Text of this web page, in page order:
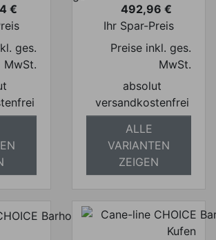
€
ges.
MwSt.
Preis
492,96 €
Ihr Spar-Preis
Preise inkl. ges.
MwSt.
absolut
versandkostenfrei
ALLE
VARIANTEN
ZEIGEN